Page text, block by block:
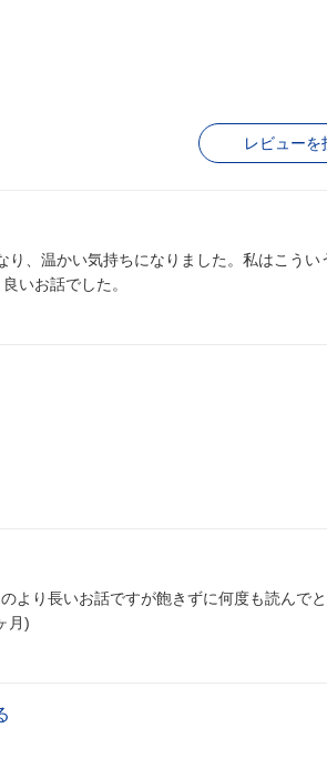
レビューを
良いお話でした。
より長いお話ですが飽きずに何度も読んで
月)